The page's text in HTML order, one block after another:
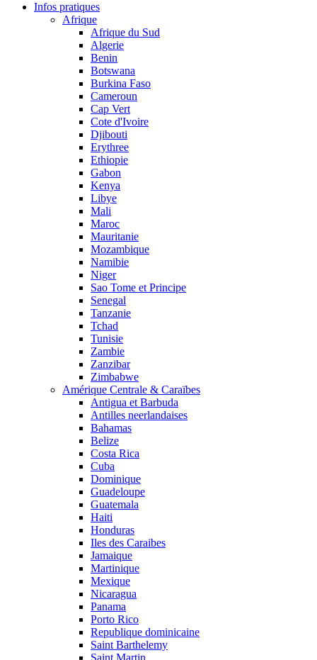
Infos pratiques
Afrique
Afrique du Sud
Algerie
Benin
Botswana
Burkina Faso
Cameroun
Cap Vert
Cote d'Ivoire
Djibouti
Erythree
Ethiopie
Gabon
Kenya
Libye
Mali
Maroc
Mauritanie
Mozambique
Namibie
Niger
Sao Tome et Principe
Senegal
Tanzanie
Tchad
Tunisie
Zambie
Zanzibar
Zimbabwe
Amérique Centrale & Caraïbes
Antigua et Barbuda
Antilles neerlandaises
Bahamas
Belize
Costa Rica
Cuba
Dominique
Guadeloupe
Guatemala
Haiti
Honduras
Iles des Caraibes
Jamaique
Martinique
Mexique
Nicaragua
Panama
Porto Rico
Republique dominicaine
Saint Barthelemy
Saint Martin